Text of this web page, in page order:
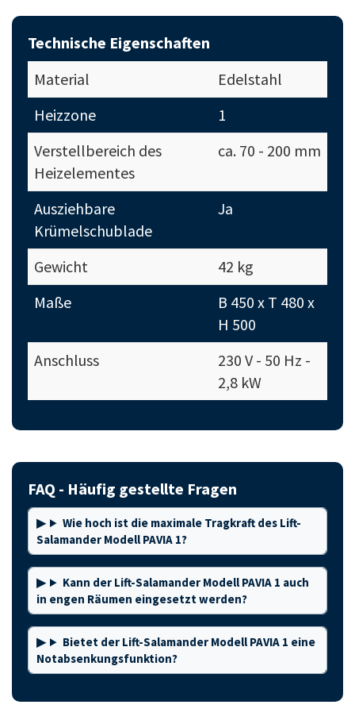
Technische Eigenschaften
Material
Edelstahl
Heizzone
1
Verstellbereich des
Heizelementes
ca. 70 - 200 mm
Ausziehbare
Krümelschublade
Ja
Gewicht
42 kg
Maße
B 450 x T 480 x
H 500
Anschluss
230 V - 50 Hz -
2,8 kW
FAQ - Häufig gestellte Fragen
Wie hoch ist die maximale Tragkraft des Lift-
Salamander Modell PAVIA 1?
Kann der Lift-Salamander Modell PAVIA 1 auch
in engen Räumen eingesetzt werden?
Bietet der Lift-Salamander Modell PAVIA 1 eine
Notabsenkungsfunktion?